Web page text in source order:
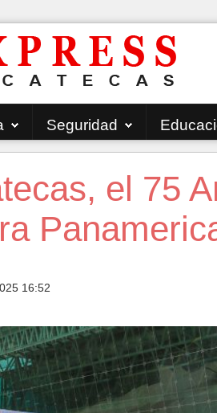
Seguridad
el 75
16:52